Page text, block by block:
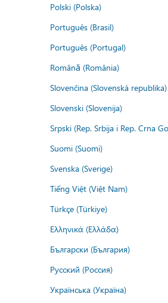
Polski (Polska)
Português (Brasil)
Português (Portugal)
Română (România)
Slovenčina (Slovenská republika)
Slovenski (Slovenija)
Srpski (Rep. Srbija i Rep. Crna
Suomi (Suomi)
Svenska (Sverige)
Tiếng Việt (Việt Nam)
Türkçe (Türkiye)
Ελληνικά (Ελλάδα)
Български (България)
Русский (Россия)
Українська (Україна)